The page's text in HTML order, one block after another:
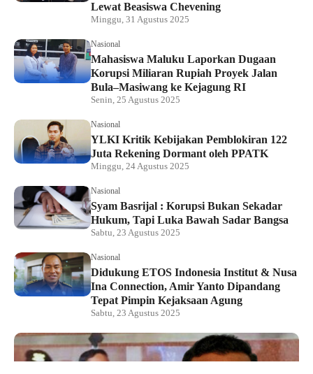
Lewat Beasiswa Chevening
Minggu, 31 Agustus 2025
Nasional
Mahasiswa Maluku Laporkan Dugaan
Korupsi Miliaran Rupiah Proyek Jalan
Bula–Masiwang ke Kejagung RI
Senin, 25 Agustus 2025
Nasional
YLKI Kritik Kebijakan Pemblokiran 122
Juta Rekening Dormant oleh PPATK
Minggu, 24 Agustus 2025
Nasional
Syam Basrijal : Korupsi Bukan Sekadar
Hukum, Tapi Luka Bawah Sadar Bangsa
Sabtu, 23 Agustus 2025
Nasional
Didukung ETOS Indonesia Institut & Nusa
Ina Connection, Amir Yanto Dipandang
Tepat Pimpin Kejaksaan Agung
Sabtu, 23 Agustus 2025